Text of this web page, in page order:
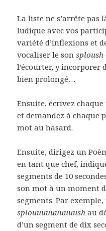
La liste ne s’arrête pas
ludique avec vos
variété d’inflexions et
vocaliser le son sploush
l’écourter, y incorporer
bien prolongé…
Ensuite, écrivez
et demandez à chaque
mot au hasard.
Ensuite, dirigez un
en tant que chef,
segments de 10
son mot à un moment
segments. Par
splouuuuuuuuuushau
d’un segment de dix